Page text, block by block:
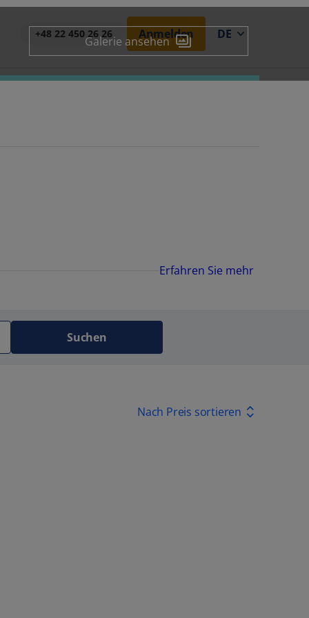
+48 22 450 26 26 Anmelden DE
Galerie ansehen
Erfahren Sie mehr
Suchen
Nach Preis sortieren